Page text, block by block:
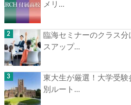
メリ...
臨海セミナーのクラス
スアップ...
東大生が厳選！大学受験
別ルート...